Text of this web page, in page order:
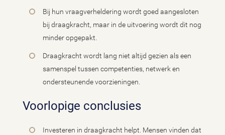
Bij hun vraagverheldering wordt goed aangesloten
bij draagkracht, maar in de uitvoering wordt dit nog
minder opgepakt.
Draagkracht wordt lang niet altijd gezien als een
samenspel tussen competenties, netwerk en
ondersteunende voorzieningen.
Voorlopige conclusies
Investeren in draagkracht helpt. Mensen vinden dat